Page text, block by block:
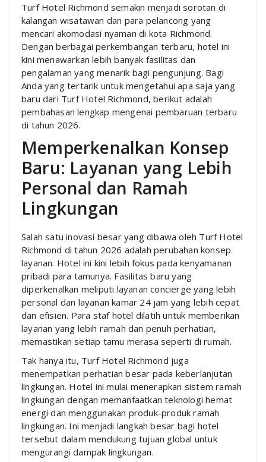
Turf Hotel Richmond semakin menjadi sorotan di
kalangan wisatawan dan para pelancong yang
mencari akomodasi nyaman di kota Richmond.
Dengan berbagai perkembangan terbaru, hotel ini
kini menawarkan lebih banyak fasilitas dan
pengalaman yang menarik bagi pengunjung. Bagi
Anda yang tertarik untuk mengetahui apa saja yang
baru dari Turf Hotel Richmond, berikut adalah
pembahasan lengkap mengenai pembaruan terbaru
di tahun 2026.
Memperkenalkan Konsep
Baru: Layanan yang Lebih
Personal dan Ramah
Lingkungan
Salah satu inovasi besar yang dibawa oleh Turf Hotel
Richmond di tahun 2026 adalah perubahan konsep
layanan. Hotel ini kini lebih fokus pada kenyamanan
pribadi para tamunya. Fasilitas baru yang
diperkenalkan meliputi layanan concierge yang lebih
personal dan layanan kamar 24 jam yang lebih cepat
dan efisien. Para staf hotel dilatih untuk memberikan
layanan yang lebih ramah dan penuh perhatian,
memastikan setiap tamu merasa seperti di rumah.
Tak hanya itu, Turf Hotel Richmond juga
menempatkan perhatian besar pada keberlanjutan
lingkungan. Hotel ini mulai menerapkan sistem ramah
lingkungan dengan memanfaatkan teknologi hemat
energi dan menggunakan produk-produk ramah
lingkungan. Ini menjadi langkah besar bagi hotel
tersebut dalam mendukung tujuan global untuk
mengurangi dampak lingkungan.